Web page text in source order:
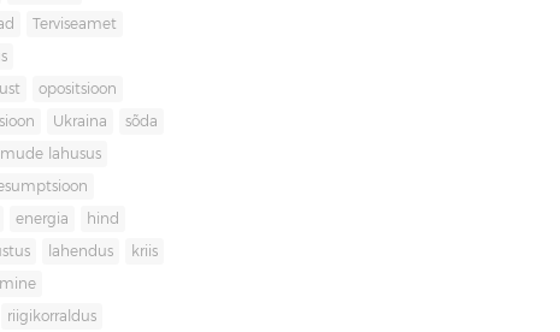
Terviseamet
opositsioon
Ukraina sõda
lahusus
energia hind
lahendus kriis
riigikorraldus